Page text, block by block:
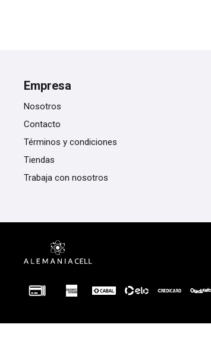
Empresa
Nosotros
Contacto
Términos y condiciones
Tiendas
Trabaja con nosotros